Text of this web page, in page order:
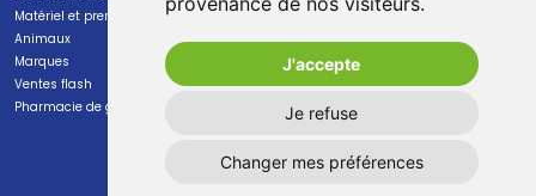
J'accepte
Je refuse
Changer mes préférences
Matériel et premiers soins
Animaux
Marques
Ventes flash
Pharmacie de garde
Livraison
Livraison dans un Point Relais